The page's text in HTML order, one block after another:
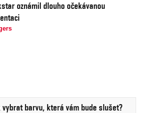
oznámil dlouho očekávanou
vybrat barvu, která vám bude slušet?